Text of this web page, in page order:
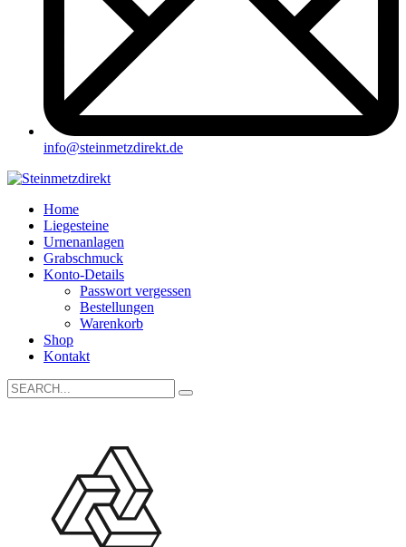
info@steinmetzdirekt.de
Home
Liegesteine
Urnenanlagen
Grabschmuck
Konto-Details
Passwort vergessen
Bestellungen
Warenkorb
Shop
Kontakt
Search
for: